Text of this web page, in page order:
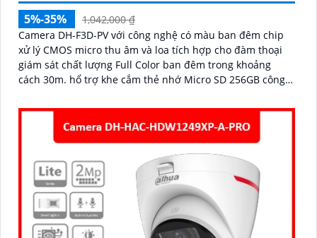
5%-35%
1,042,000 ₫
Camera DH-F3D-PV với công nghệ có màu ban đêm chip
xử lý CMOS micro thu âm và loa tích hợp cho đàm thoại
giám sát chất lượng Full Color ban đêm trong khoảng
cách 30m. hổ trợ khe cắm thẻ nhớ Micro SD 256GB công